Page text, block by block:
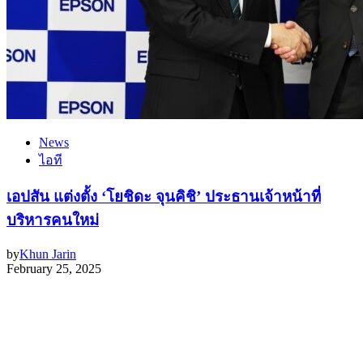
News
ไอที
เอปสัน แต่งตั้ง ‘โยชิดะ จุนคิชิ’ ประธานเจ้าหน้าที่
บริหารคนใหม่
byKhun Jarin
February 25, 2025